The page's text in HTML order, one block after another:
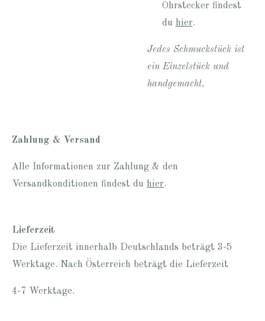
Ohrstecker findest
du hier.
Jedes Schmuckstück ist
ein Einzelstück und
handgemacht.
Zahlung & Versand
Alle Informationen zur Zahlung & den
Versandkonditionen findest du hier.
Lieferzeit
Die Lieferzeit innerhalb Deutschlands beträgt 3-5
Werktage. Nach Österreich beträgt die Lieferzeit
4-7 Werktage.